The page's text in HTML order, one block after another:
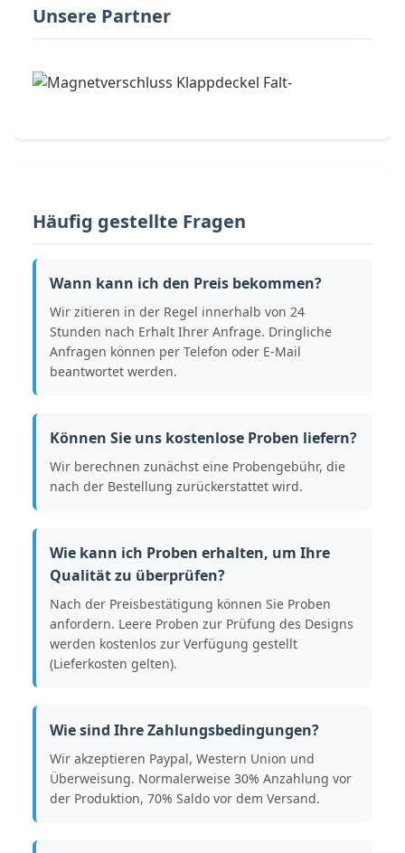
Unsere Partner
Häufig gestellte Fragen
Wann kann ich den Preis bekommen?
Wir zitieren in der Regel innerhalb von 24
Stunden nach Erhalt Ihrer Anfrage. Dringliche
Anfragen können per Telefon oder E-Mail
beantwortet werden.
Können Sie uns kostenlose Proben liefern?
Wir berechnen zunächst eine Probengebühr, die
nach der Bestellung zurückerstattet wird.
Wie kann ich Proben erhalten, um Ihre
Qualität zu überprüfen?
Nach der Preisbestätigung können Sie Proben
anfordern. Leere Proben zur Prüfung des Designs
werden kostenlos zur Verfügung gestellt
(Lieferkosten gelten).
Wie sind Ihre Zahlungsbedingungen?
Wir akzeptieren Paypal, Western Union und
Überweisung. Normalerweise 30% Anzahlung vor
der Produktion, 70% Saldo vor dem Versand.